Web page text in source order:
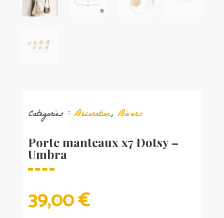
Catégories : Décoration, Divers
Porte manteaux x7 Dotsy –
Umbra
39,00€